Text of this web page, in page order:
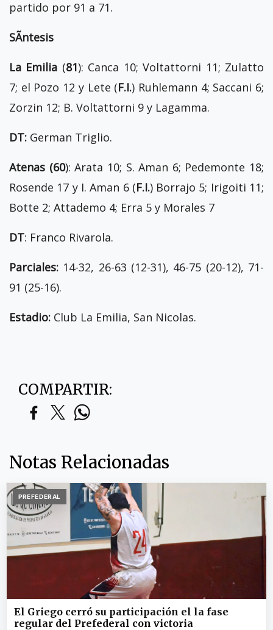
partido por 91 a 71.
SÃ­ntesis
La Emilia (81): Canca 10; Voltattorni 11; Zulatto
7; el Pozo 12 y Lete (F.I.) Ruhlemann 4; Saccani 6;
Zorzin 12; B. Voltattorni 9 y Lagamma.
DT: German Triglio.
Atenas (60): Arata 10; S. Aman 6; Pedemonte 18;
Rosende 17 y I. Aman 6 (F.I.) Borrajo 5; Irigoiti 11;
Botte 2; Attademo 4; Erra 5 y Morales 7
DT: Franco Rivarola.
Parciales: 14-32, 26-63 (12-31), 46-75 (20-12), 71-
91 (25-16).
Estadio: Club La Emilia, San Nicolas.
COMPARTIR:
Notas Relacionadas
PREFEDERAL
El Griego cerró su participación el la fase
regular del Prefederal con victoria